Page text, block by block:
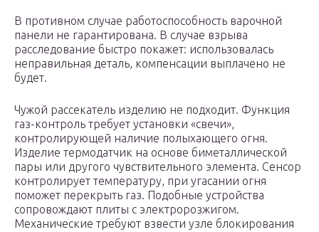
В противном случае работоспособность варочной
панели не гарантирована. В случае взрыва
расследование быстро покажет: использовалась
неправильная деталь, компенсации выплачено не
будет.
Чужой рассекатель изделию не подходит. Функция
газ-контроль требует установки «свечи»,
контролирующей наличие полыхающего огня.
Изделие термодатчик на основе биметаллической
пары или другого чувствительного элемента. Сенсор
контролирует температуру, при угасании огня
поможет перекрыть газ. Подобные устройства
сопровождают плиты с электророзжигом.
Механические требуют взвести узле блокирования